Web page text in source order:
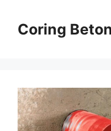
contentCoring